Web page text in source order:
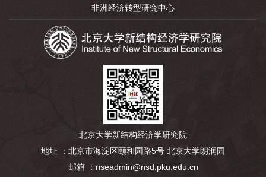
非洲经济转型研究中心
北京大学新结构经济学研究院
地址 ：北京市海淀区颐和园路5号 北京大学朗润园
邮箱 ：nseadmin@nsd.pku.edu.cn